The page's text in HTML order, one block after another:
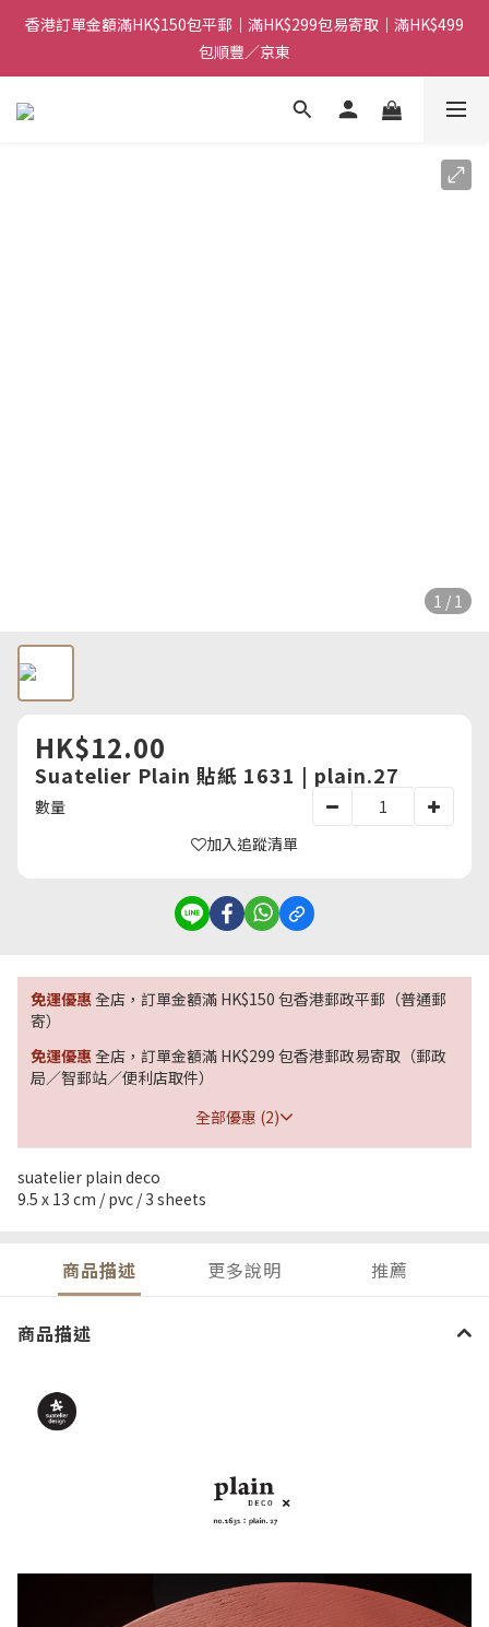
香港訂單金額滿HK$150包平郵｜滿HK$299包易寄取｜滿HK$499
包順豐／京東
香港訂單金額滿HK$150包平郵｜滿HK$299包易寄取｜滿HK$499
包順豐／京東
【網店限定！】指定清貨商品每消費HK$100即享購物金HK$50回
香港訂單金額滿HK$150包平郵｜滿HK$299包易寄取｜滿HK$499
1 / 1
HK$12.00
Suatelier Plain 貼紙 1631 | plain.27
數量
加入追蹤清單
免運優惠全店，訂單金額滿 HK$150 包香港郵政平郵（普通郵
寄）
免運優惠全店，訂單金額滿 HK$299 包香港郵政易寄取（郵政
局／智郵站／便利店取件）
全部優惠 (2)
suatelier plain deco
9.5 x 13 cm / pvc / 3 sheets
商品描述 更多說明 推薦
商品描述